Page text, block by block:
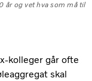
år og vet hva som må til
kolleger går ofte
skal